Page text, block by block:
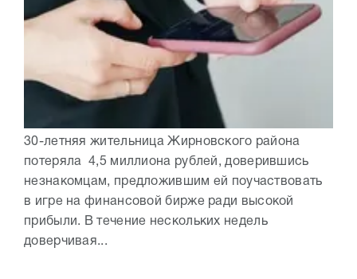
30-летняя жительница Жирновского района
потеряла 4,5 миллиона рублей, доверившись
незнакомцам, предложившим ей поучаствовать
в игре на финансовой бирже ради высокой
прибыли. В течение нескольких недель
доверчивая...